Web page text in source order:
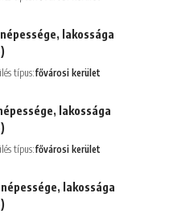
lakossága
típus:fővárosi kerület
lakossága
típus:fővárosi kerület
lakossága